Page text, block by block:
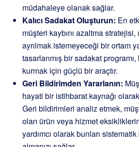
müdahaleye olanak sağlar.
Kalıcı Sadakat Oluşturun: En
müşteri kaybını azaltma
ayrılmak istemeyeceği bir ortam
tasarlanmış bir sadakat programı,
kurmak için güçlü bir araçtır.
Geri Bildirimden Yararlanın:
hayati bir istihbarat kaynağı
Geri bildirimleri analiz etmek,
olan ürün veya hizmet
yardımcı olarak bunları